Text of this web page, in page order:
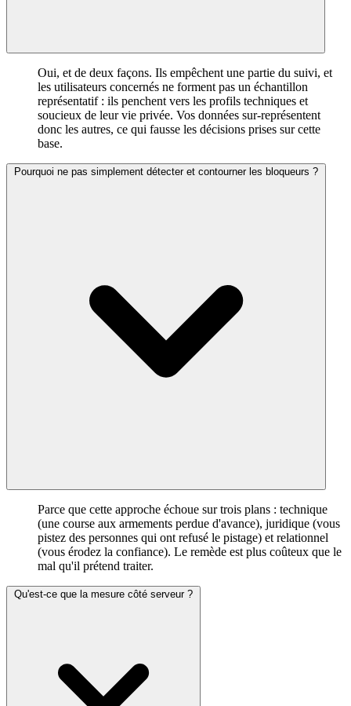
Oui, et de deux façons. Ils empêchent une partie du suivi, et
les utilisateurs concernés ne forment pas un échantillon
représentatif : ils penchent vers les profils techniques et
soucieux de leur vie privée. Vos données sur-représentent
donc les autres, ce qui fausse les décisions prises sur cette
base.
Pourquoi ne pas simplement détecter et contourner les bloqueurs ?
Parce que cette approche échoue sur trois plans : technique
(une course aux armements perdue d'avance), juridique (vous
pistez des personnes qui ont refusé le pistage) et relationnel
(vous érodez la confiance). Le remède est plus coûteux que le
mal qu'il prétend traiter.
Qu'est-ce que la mesure côté serveur ?